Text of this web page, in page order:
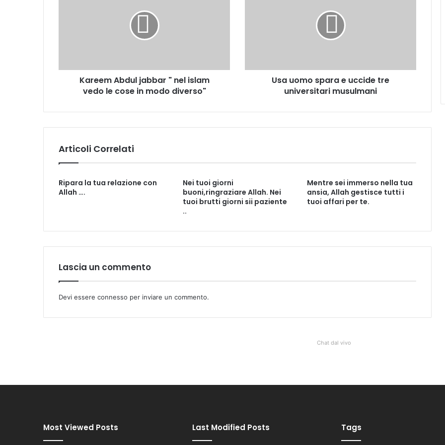
Kareem Abdul jabbar " nel islam
vedo le cose in modo diverso"
Usa uomo spara e uccide tre
universitari musulmani
Articoli Correlati
Ripara la tua relazione con
Allah ….
Nei tuoi giorni
buoni,ringraziare Allah. Nei
tuoi brutti giorni sii paziente
..
Mentre sei immerso nella tua
ansia, Allah gestisce tutti i
tuoi affari per te.
Lascia un commento
Devi essere connesso per inviare un commento.
Chat dal vivo
Most Viewed Posts Last Modified Posts Tags